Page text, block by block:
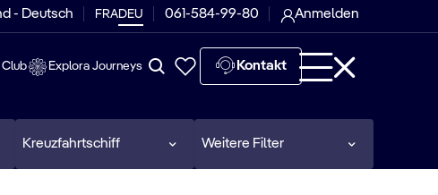
- Deutsch FRADEU 061-584-99-80 Anmelden
Club Explora Journeys Kontakt
Kreuzfahrtschiff Weitere Filter